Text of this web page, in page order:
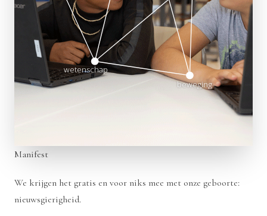
beweging
wetenschap
Manifest
We krijgen het gratis en voor niks mee met onze geboorte:
nieuwsgierigheid.